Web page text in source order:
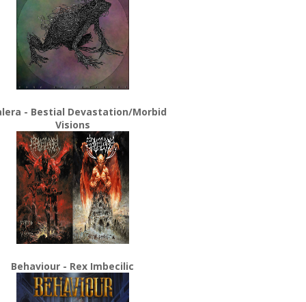
- Bestial Devastation/Morbid
Visions
Behaviour - Rex Imbecilic